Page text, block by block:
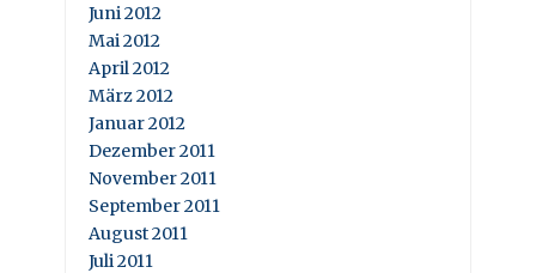
Juni 2012
Mai 2012
April 2012
März 2012
Januar 2012
Dezember 2011
November 2011
September 2011
August 2011
Juli 2011